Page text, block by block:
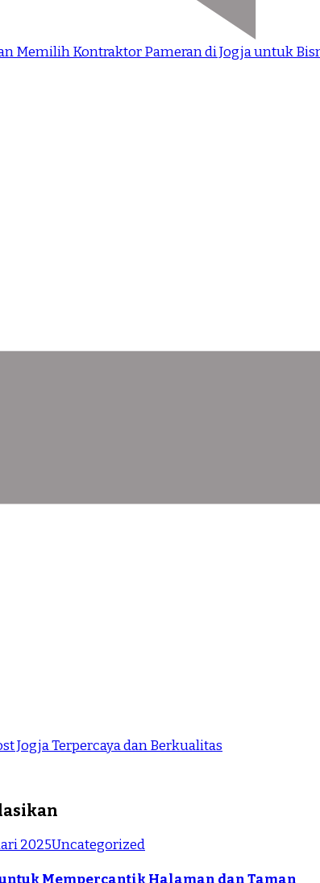
Memilih Kontraktor Pameran di Jogja untuk
Jogja Terpercaya dan Berkualitas
2025Uncategorized
Mempercantik Halaman dan Taman